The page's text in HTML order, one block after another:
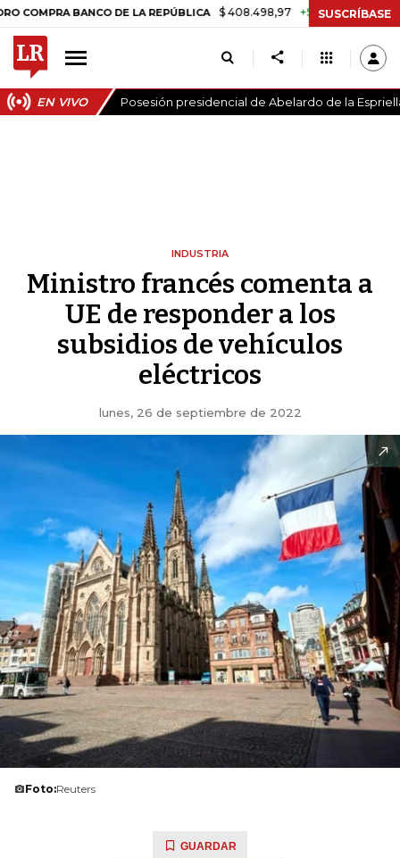
BANCO DE LA REPÚBLICA $ 408.498,97 +$ 8.753,81 +2,19%
SUSCRÍBASE
EN VIVO Posesión presidencial de Abelardo de la
INDUSTRIA
Ministro francés comenta a
UE de responder a los
subsidios de vehículos
eléctricos
lunes, 26 de septiembre de 2022
Foto:Reuters
GUARDAR